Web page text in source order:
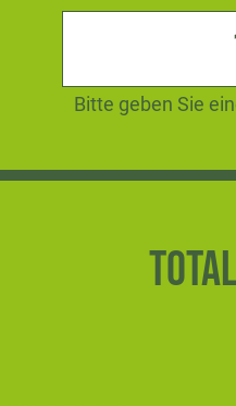
Bitte geben Sie
total